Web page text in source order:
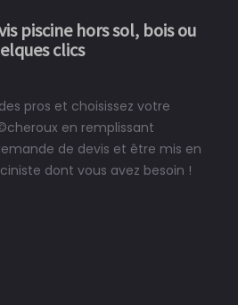
piscine hors sol, bois ou
clics
pros et choisissez votre
en remplissant
de devis et être mis en
dont vous avez besoin !